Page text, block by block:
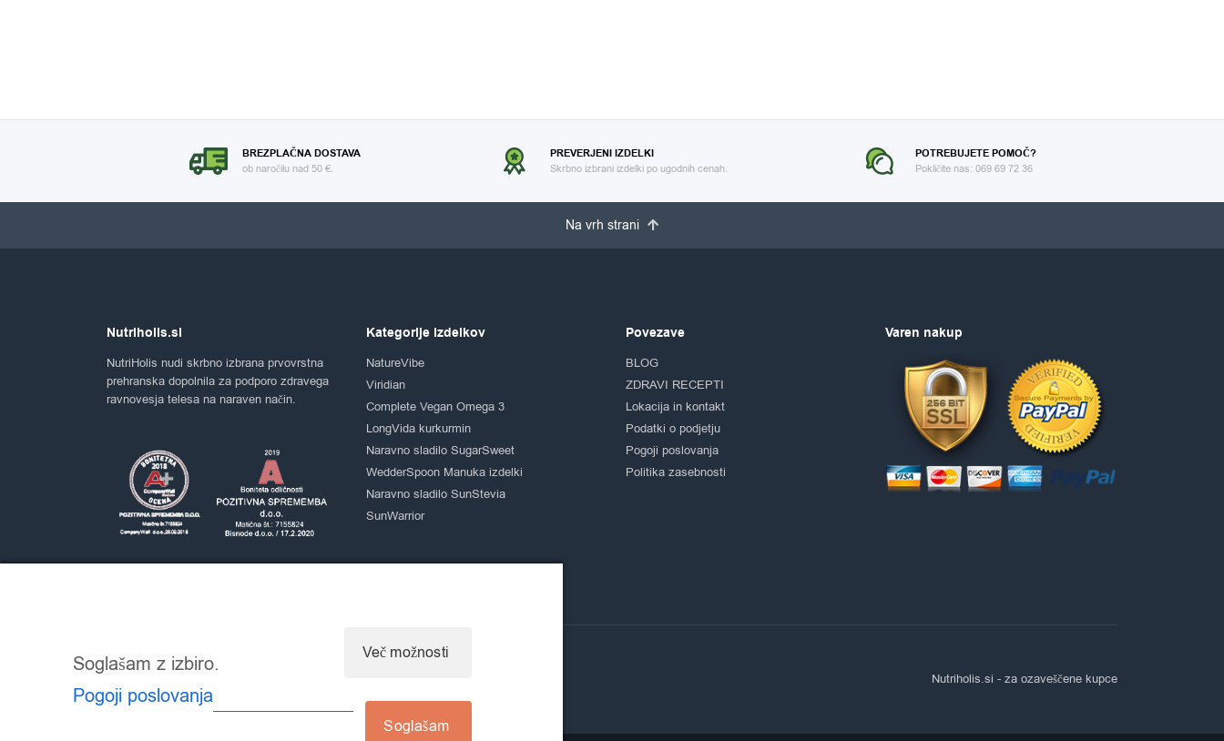
BREZPLAČNA DOSTAVA
ob naročilu nad 50 €.
PREVERJENI IZDELKI
Skrbno izbrani izdelki po ugodnih cenah.
POTREBUJETE POMOČ?
Pokličite nas: 069 69 72 36
Na vrh strani
Nutriholis.si
NutriHolis nudi skrbno izbrana prvovrstna
prehranska dopolnila za podporo zdravega
ravnovesja telesa na naraven način.
Kategorije izdelkov
NatureVibe
Viridian
Complete Vegan Omega 3
LongVida kurkurmin
Naravno sladilo SugarSweet
WedderSpoon Manuka izdelki
Naravno sladilo SunStevia
SunWarrior
Povezave
BLOG
ZDRAVI RECEPTI
Lokacija in kontakt
Podatki o podjetju
Pogoji poslovanja
Politika zasebnosti
Varen nakup
Nutriholis.si - za ozaveščene kupce
Soglašam z izbiro.
Pogoji poslovanja
Več možnosti
Soglašam